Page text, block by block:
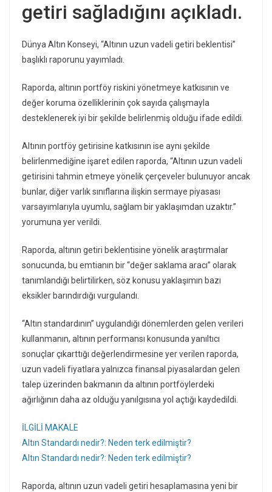
getiri sağladığını açıkladı.
Dünya Altın Konseyi, “Altının uzun vadeli getiri beklentisi”
başlıklı raporunu yayımladı.
Raporda, altının portföy riskini yönetmeye katkısının ve
değer koruma özelliklerinin çok sayıda çalışmayla
desteklenerek iyi bir şekilde belirlenmiş olduğu ifade edildi.
Altının portföy getirisine katkısının ise aynı şekilde
belirlenmediğine işaret edilen raporda, “Altının uzun vadeli
getirisini tahmin etmeye yönelik çerçeveler bulunuyor ancak
bunlar, diğer varlık sınıflarına ilişkin sermaye piyasası
varsayımlarıyla uyumlu, sağlam bir yaklaşımdan uzaktır.”
yorumuna yer verildi.
Raporda, altının getiri beklentisine yönelik araştırmalar
sonucunda, bu emtianın bir “değer saklama aracı” olarak
tanımlandığı belirtilirken, söz konusu yaklaşımın bazı
eksikler barındırdığı vurgulandı.
“Altın standardının” uygulandığı dönemlerden gelen verileri
kullanmanın, altının performansı konusunda yanıltıcı
sonuçlar çıkarttığı değerlendirmesine yer verilen raporda,
uzun vadeli fiyatlara yalnızca finansal piyasalardan gelen
talep üzerinden bakmanın da altının portföylerdeki
ağırlığının daha az olduğu yanılgısına yol açtığı kaydedildi.
İLGİLİ MAKALE
Altın Standardı nedir?: Neden terk edilmiştir?
Altın Standardı nedir?: Neden terk edilmiştir?
Raporda, altının uzun vadeli getiri hesaplamasına yeni bir